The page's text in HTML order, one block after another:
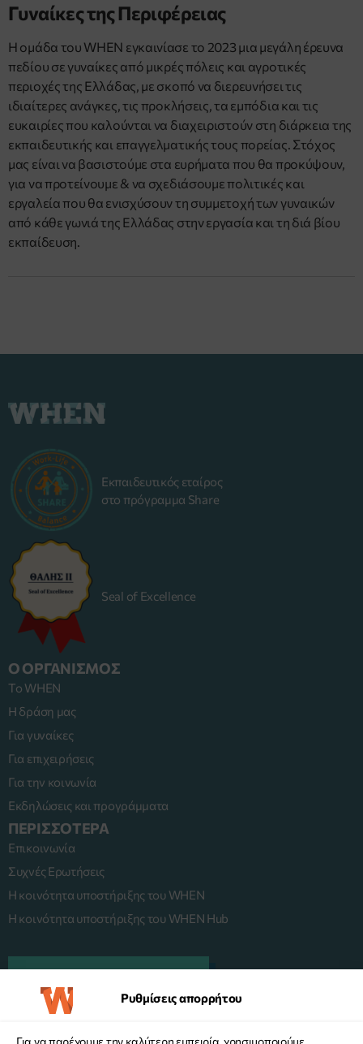
Ρυθμίσεις απορρήτου
Για να παρέχουμε την καλύτερη εμπειρία, χρησιμοποιούμε
Γυναίκες της Περιφέρειας
Η ομάδα του WHEN εγκαινίασε το 2023 μια μεγάλη έρευνα
πεδίου σε γυναίκες από μικρές πόλεις και αγροτικές
περιοχές της Ελλάδας, με σκοπό να διερευνήσει τις
ιδιαίτερες ανάγκες, τις προκλήσεις, τα εμπόδια και τις
ευκαιρίες που καλούνται να διαχειριστούν στη διάρκεια της
εκπαιδευτικής και επαγγελματικής τους πορείας. Στόχος
μας είναι να βασιστούμε στα ευρήματα που θα προκύψουν,
για να προτείνουμε & να σχεδιάσουμε πολιτικές και
εργαλεία που θα ενισχύσουν τη συμμετοχή των γυναικών
από κάθε γωνιά της Ελλάδας στην εργασία και τη διά βίου
εκπαίδευση.
Εκπαιδευτικός εταίρος
στο πρόγραμμα Share
Seal of Excellence
Ο ΟΡΓΑΝΙΣΜΟΣ
Το WHEN
Η δράση μας
Για γυναίκες
Για επιχειρήσεις
Για την κοινωνία
Εκδηλώσεις και προγράμματα
ΠΕΡΙΣΣΟΤΕΡΑ
Επικοινωνία
Συχνές Ερωτήσεις
Η κοινότητα υποστήριξης του WHEN
Η κοινότητα υποστήριξης του WHEN Hub